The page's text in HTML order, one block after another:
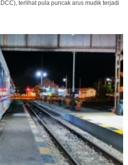
terlihat pula puncak arus mudik terjadi